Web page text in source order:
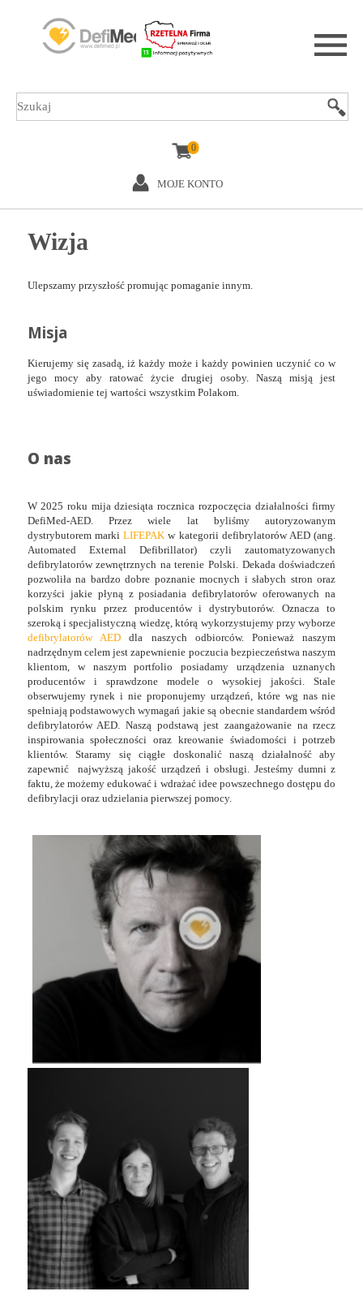
0
MOJE KONTO
Wizja
Ulepszamy przyszłość promując pomaganie innym.
Misja
Kierujemy się zasadą, iż każdy może i każdy powinien uczynić co w
jego mocy aby ratować życie drugiej osoby. Naszą misją jest
uświadomienie tej wartości wszystkim Polakom.
O nas
W 2025 roku mija dziesiąta rocznica rozpoczęcia działalności firmy
DefiMed-AED. Przez wiele lat byliśmy autoryzowanym
dystrybutorem markiLIFEPAK w kategorii defibrylatorów AED (ang.
Automated External Defibrillator) czyli zautomatyzowanych
defibrylatorów zewnętrznych na terenie Polski. Dekada doświadczeń
pozwoliła na bardzo dobre poznanie mocnych i słabych stron oraz
korzyści jakie płyną z posiadania defibrylatorów oferowanych na
polskim rynku przez producentów i dystrybutorów. Oznacza to
szeroką i specjalistyczną wiedzę, którą wykorzystujemy przy wyborze
defibrylatorów AEDdla naszych odbiorców. Ponieważ naszym
nadrzędnym celem jest zapewnienie poczucia bezpieczeństwa naszym
klientom, w naszym portfolio posiadamy urządzenia uznanych
producentów i sprawdzone modele o wysokiej jakości. Stale
obserwujemy rynek i nie proponujemy urządzeń, które wg nas nie
spełniają podstawowych wymagań jakie są obecnie standardem wśród
defibrylatorów AED. Naszą podstawą jestzaangażowanie na rzecz
inspirowania społeczności oraz kreowanie świadomości i potrzeb
klientów. Staramy sięciągłe doskonalić naszą działalność aby
zapewnićnajwyższą jakość urządzeń i obsługi. Jesteśmy dumni z
faktu, że możemy edukować i wdrażać idee powszechnego dostępu do
defibrylacji oraz udzielania pierwszej pomocy.